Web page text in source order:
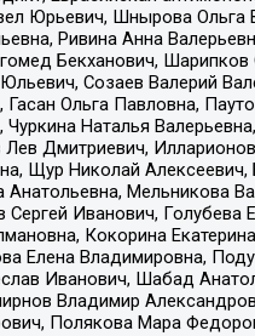
Юрьевич, Шнырова Ольга
Ривина Анна
Бекханович, Шарипков
Созаев Валерий
Ольга Павловна,
Наталья
Лев Дмитриевич,
Щур Николай Алексеевич,
Мельникова
Иванович, Голубева
Кокорина
Елена Владимировна,
Иванович, Шабад
Владимир
Полякова Мара